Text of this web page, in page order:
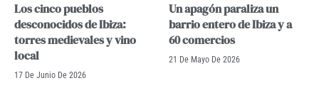
Los cinco pueblos
desconocidos de Ibiza:
torres medievales y vino
local
17 De Junio De 2026
Un apagón paraliza un
barrio entero de Ibiza y a
60 comercios
21 De Mayo De 2026